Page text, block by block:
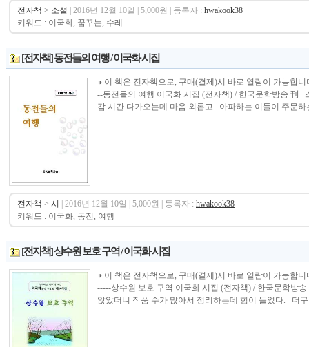
전자책 > 소설 | 2016년 12월 10일 | 5,000원 | 등록자 : hwakook38
키워드 : 이국화, 꿈꾸는, 수레
[전자책] 동전들의 여행 / 이국화 시집
◑ 이 책은 전자책으로, 구매(결제)시 바로 열람이 가능합
--동전들의 여행 이국화 시집 (전자책) / 한국문학방송 刊
감 시간 다가오는데 마음 외롭고 아파하는 이들이 주문하
전자책 > 시 | 2016년 12월 10일 | 5,000원 | 등록자 : hwakook38
키워드 : 이국화, 동전, 여행
[전자책] 상수원 보호 구역 / 이국화 시집
◑ 이 책은 전자책으로, 구매(결제)시 바로 열람이 가능합
-----상수원 보호 구역 이국화 시집 (전자책) / 한국문학방
않았더니 작품 수가 많아서 정리하는데 힘이 들었다. 더